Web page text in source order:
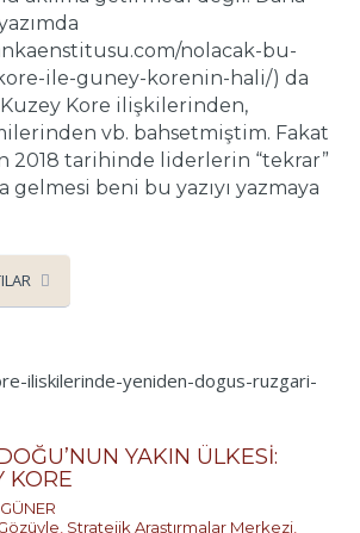
nolacak-bu-
ile-guney-korenin-hali/) da
Kore ilişkilerinden,
vb. bahsetmiştim. Fakat
2018 tarihinde liderlerin “tekrar”
gelmesi beni bu yazıyı yazmaya
YAKIN ÜLKESİ:
KORE
, Stratejik Araştırmalar Merkezi,